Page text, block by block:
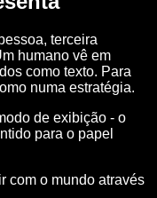
terceira
humano vê em
como texto. Para
numa estratégia.
de exibição - o
para o papel
com o mundo através